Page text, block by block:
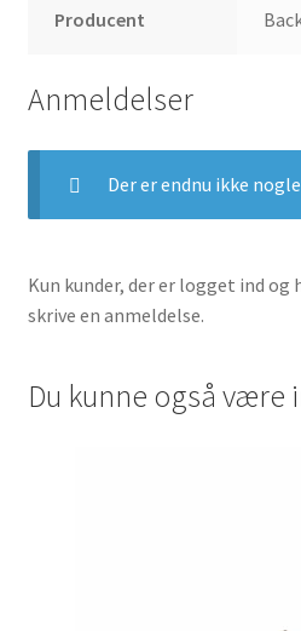
Producent
Anmeldelser
Der er endnu ikke
Kun kunder, der er logget ind og
skrive en anmeldelse.
Du kunne også